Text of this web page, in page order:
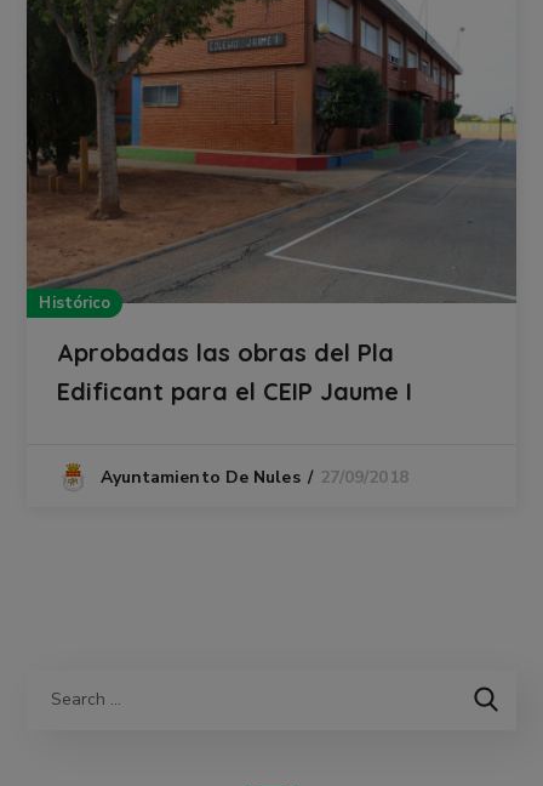
Histórico
Aprobadas las obras del Pla
Edificant para el CEIP Jaume I
Ayuntamiento De Nules 27/09/2018